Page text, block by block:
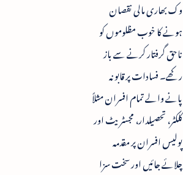
وک بھاری مالی نقصان
ہونے کا خوب مظلوموں کو
ناحق گرفتار کرنے سے باز
رکھے۔ فسادات پر قابو نہ
پانے والے تمام افسران مثلاً
کلکٹر، تحصیلدار، مجسٹریٹ اور
پولیس افسران پر مقدمہ
چلائے جائیں اور سخت سزا